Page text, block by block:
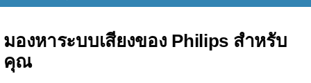
มองหาระบบเสียงของ Philips สำหรับ
คุณ